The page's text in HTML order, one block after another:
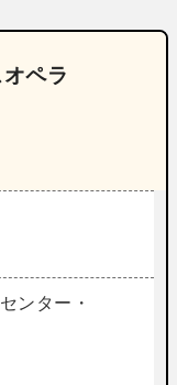
ペラ
ンター・